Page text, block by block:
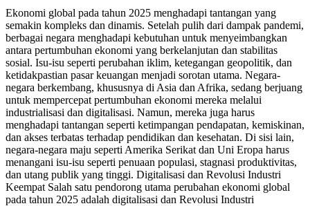
Ekonomi global pada tahun 2025 menghadapi tantangan yang
semakin kompleks dan dinamis. Setelah pulih dari dampak pandemi,
berbagai negara menghadapi kebutuhan untuk menyeimbangkan
antara pertumbuhan ekonomi yang berkelanjutan dan stabilitas
sosial. Isu-isu seperti perubahan iklim, ketegangan geopolitik, dan
ketidakpastian pasar keuangan menjadi sorotan utama. Negara-
negara berkembang, khususnya di Asia dan Afrika, sedang berjuang
untuk mempercepat pertumbuhan ekonomi mereka melalui
industrialisasi dan digitalisasi. Namun, mereka juga harus
menghadapi tantangan seperti ketimpangan pendapatan, kemiskinan,
dan akses terbatas terhadap pendidikan dan kesehatan. Di sisi lain,
negara-negara maju seperti Amerika Serikat dan Uni Eropa harus
menangani isu-isu seperti penuaan populasi, stagnasi produktivitas,
dan utang publik yang tinggi. Digitalisasi dan Revolusi Industri
Keempat Salah satu pendorong utama perubahan ekonomi global
pada tahun 2025 adalah digitalisasi dan Revolusi Industri